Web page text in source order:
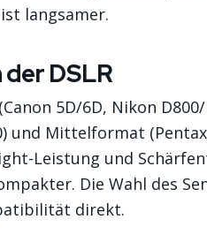
langsamer.
DSLR
(Canon 5D/6D, Nikon D800/
und Mittelformat
Leistung und
Die Wahl des
direkt.